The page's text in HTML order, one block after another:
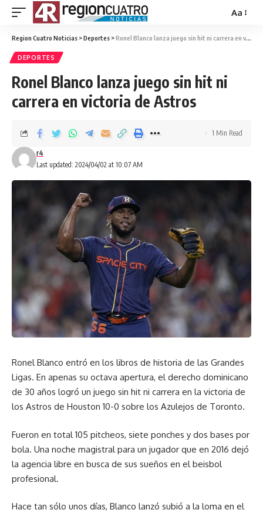
Aa
Region Cuatro Noticias >Deportes >Ronel Blanco lanza juego sin hit ni carrera en victoria de Astros
DEPORTES
Ronel Blanco lanza juego sin hit ni
carrera en victoria de Astros
Last updated: 2024/04/02 at 10:07 AM
r4
1 Min Read
Ronel Blanco entró en los libros de historia de las Grandes
Ligas. En apenas su octava apertura, el derecho dominicano
de 30 años logró un juego sin hit ni carrera en la victoria de
los Astros de Houston 10-0 sobre los Azulejos de Toronto.
Fueron en total 105 pitcheos, siete ponches y dos bases por
bola. Una noche magistral para un jugador que en 2016 dejó
la agencia libre en busca de sus sueños en el beisbol
profesional.
Hace tan sólo unos días, Blanco lanzó subió a la loma en el